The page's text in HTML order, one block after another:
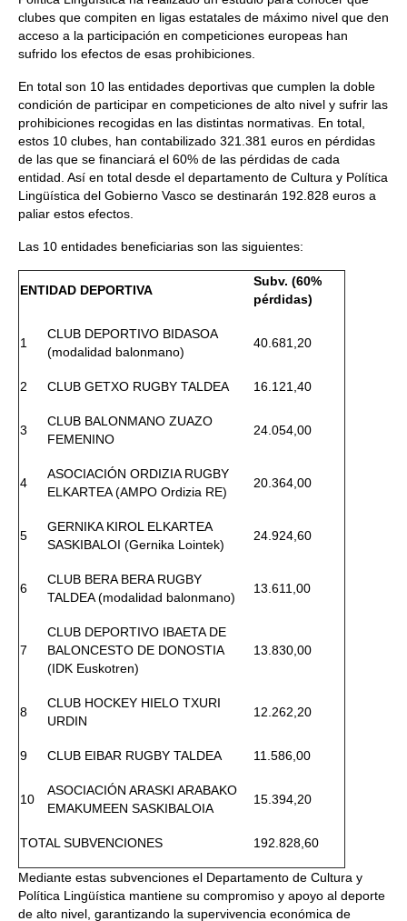
clubes que compiten en ligas estatales de máximo nivel que den
acceso a la participación en competiciones europeas han
sufrido los efectos de esas prohibiciones.
En total son 10 las entidades deportivas que cumplen la doble
condición de participar en competiciones de alto nivel y sufrir las
prohibiciones recogidas en las distintas normativas. En total,
estos 10 clubes, han contabilizado 321.381 euros en pérdidas
de las que se financiará el 60% de las pérdidas de cada
entidad. Así en total desde el departamento de Cultura y Política
Lingüística del Gobierno Vasco se destinarán 192.828 euros a
paliar estos efectos.
Las 10 entidades beneficiarias son las siguientes:
ENTIDAD DEPORTIVA
Subv. (60%
pérdidas)
1
CLUB DEPORTIVO BIDASOA
(modalidad balonmano)
40.681,20
2 CLUB GETXO RUGBY TALDEA 16.121,40
3
CLUB BALONMANO ZUAZO
FEMENINO
24.054,00
4
ASOCIACIÓN ORDIZIA RUGBY
ELKARTEA (AMPO Ordizia RE)
20.364,00
5
GERNIKA KIROL ELKARTEA
SASKIBALOI (Gernika Lointek)
24.924,60
6
CLUB BERA BERA RUGBY
TALDEA (modalidad balonmano)
13.611,00
7
CLUB DEPORTIVO IBAETA DE
BALONCESTO DE DONOSTIA
(IDK Euskotren)
13.830,00
8
CLUB HOCKEY HIELO TXURI
URDIN
12.262,20
9 CLUB EIBAR RUGBY TALDEA 11.586,00
10
ASOCIACIÓN ARASKI ARABAKO
EMAKUMEEN SASKIBALOIA
15.394,20
TOTAL SUBVENCIONES 192.828,60
Mediante estas subvenciones el Departamento de Cultura y
Política Lingüística mantiene su compromiso y apoyo al deporte
de alto nivel, garantizando la supervivencia económica de